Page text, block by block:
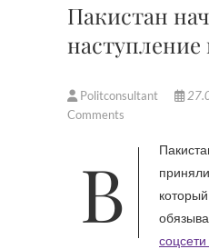
Пакистан
наступление
Politconsultant
Comments
В Пакистане в ноябре 2020 года
который